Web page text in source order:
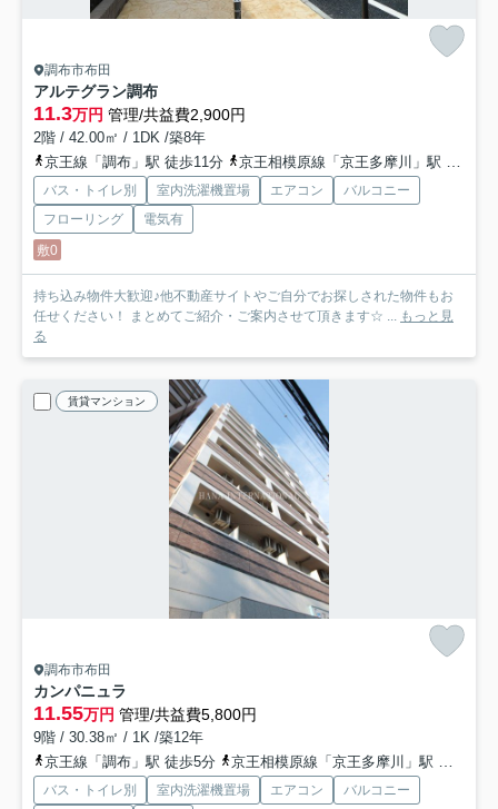
調布市布田
アルテグラン調布
11.3万円 管理/共益費2,900円
2階 / 42.00㎡ / 1DK /築8年
京王線「調布」駅 徒歩11分
京王相模原線「京王多摩川」駅 徒歩7分
バス・トイレ別 室内洗濯機置場 エアコン
バルコニー
フローリング
電気有
敷0
持ち込み物件大歓迎♪他不動産サイトやご自分でお探しされた物件もお
任せください！ まとめてご紹介・ご案内させて頂きます☆ ... もっと見
る
賃貸マンション
調布市布田
カンパニュラ
11.55万円 管理/共益費5,800円
9階 / 30.38㎡ / 1K /築12年
京王線「調布」駅 徒歩5分
京王相模原線「京王多摩川」駅 徒歩13分
バス・トイレ別 室内洗濯機置場 エアコン
バルコニー